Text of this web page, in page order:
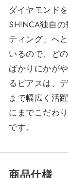
ダイヤモンド
SHINCA独自
ティング」へ
いるので、ど
ばかりにかが
るピアスは、
まで幅広く活
にまでこだわ
です。